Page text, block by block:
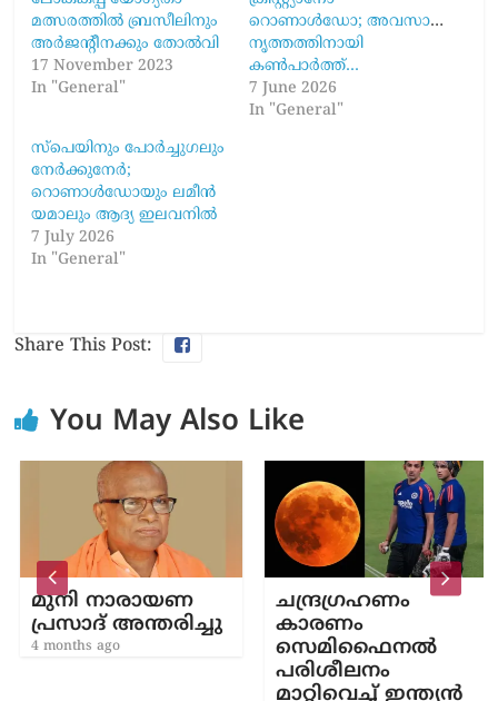
മത്സരത്തില്‍ ബ്രസീലിനും
അർജന്‍റീനക്കും തോല്‍വി
17 November 2023
In "General"
റൊണാൾഡോ; അവസാന
നൃത്തത്തിനായി
കൺപാർത്ത്…
7 June 2026
In "General"
സ്പെയിനും പോർച്ചുഗലും
നേർക്കുനേർ;
റൊണാൾഡോയും ലമീൻ
യമാലും ആദ്യ ഇലവനിൽ
7 July 2026
In "General"
Share This Post:
You May Also Like
മുനി നാരായണ
പ്രസാദ് അന്തരിച്ചു
4 months ago
ചന്ദ്രഗ്രഹണം
കാരണം
സെമിഫൈനൽ
പരിശീലനം
മാറ്റിവെച്ച് ഇന്ത്യൻ